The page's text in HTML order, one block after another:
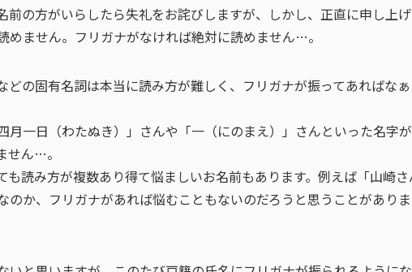
の方がいらしたら失礼をお詫びしますが、しかし、正直に申し上
ません。フリガナがなければ絶対に読めません…。
の固有名詞は本当に読み方が難しく、フリガナが振ってあればな
一日（わたぬき）」さんや「一（にのまえ）」さんといった名字
せん…。
読み方が複数あり得て悩ましいお名前もあります。例えば「山崎
か、フリガナがあれば悩むこともないのだろうと思うことがありま